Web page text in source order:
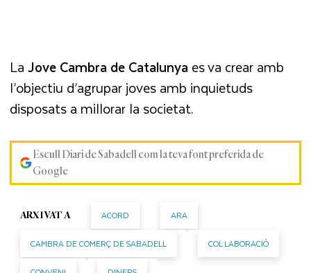
LaJove Cambra de Catalunyaes va crear amb
l’objectiu d’agrupar joves amb inquietuds
disposats a millorar la societat.
Escull Diari de Sabadell com la teva font preferida de
Google
ARXIVAT A ACORD ARA
CAMBRA DE COMERÇ DE SABADELL COL·LABORACIÓ